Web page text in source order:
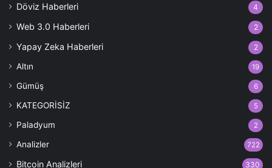
Döviz Haberleri 4
Web 3.0 Haberleri 2
Yapay Zeka Haberleri 2
Altın 19
Gümüş 6
KATEGORİSİZ 5
Paladyum 2
Analizler 722
Bitcoin Analizleri 330